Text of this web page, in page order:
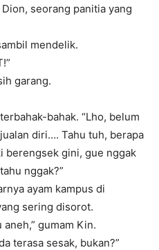
seorang panitia yang
mendelik.
garang.
bahak. “Lho, belum
diri…. Tahu tuh, berapa
berengsek gini, gue nggak
nggak?”
ayam kampus di
sering disorot.
gumam Kin.
terasa sesak, bukan?”